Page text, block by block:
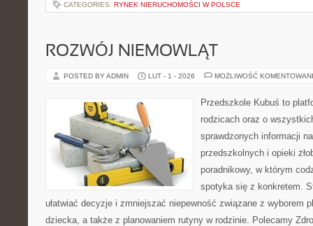
CATEGORIES: RYNEK NIERUCHOMOŚCI W POLSCE
ROZWÓJ NIEMOWLĄT
POSTED BY ADMIN LUT - 1 - 2026 MOŻLIWOŚĆ
Przedszkole Kubuś to
rodzicach oraz o
sprawdzonych informacji
przedszkolnych i opieki
poradnikowy, w którym
spotyka się z konkretem.
ułatwiać decyzje i zmniejszać niepewność związane z wyborem
dziecka, a także z planowaniem rutyny w rodzinie. Polecamy